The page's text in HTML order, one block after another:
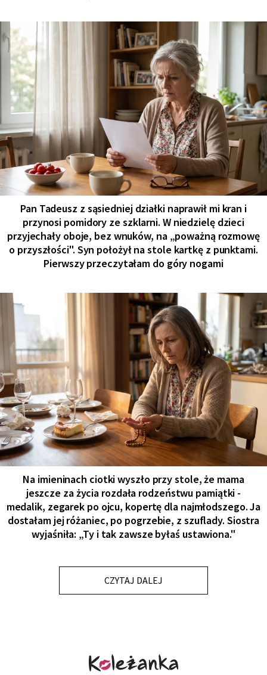
Pan Tadeusz z sąsiedniej działki naprawił mi kran i
przynosi pomidory ze szklarni. W niedzielę dzieci
przyjechały oboje, bez wnuków, na „poważną rozmowę
o przyszłości". Syn położył na stole kartkę z punktami.
Pierwszy przeczytałam do góry nogami
Na imieninach ciotki wyszło przy stole, że mama
jeszcze za życia rozdała rodzeństwu pamiątki -
medalik, zegarek po ojcu, kopertę dla najmłodszego. Ja
dostałam jej różaniec, po pogrzebie, z szuflady. Siostra
wyjaśniła: „Ty i tak zawsze byłaś ustawiona."
CZYTAJ DALEJ